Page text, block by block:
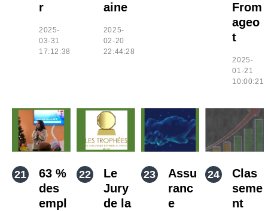
r
2025-
03-31
17:12:38
aine
2025-
02-20
22:44:28
From
ageo
t
2025-
01-21
10:00:21
63 %
des
empl
Le
Jury
de la
Assu
ranc
e
Clas
seme
nt